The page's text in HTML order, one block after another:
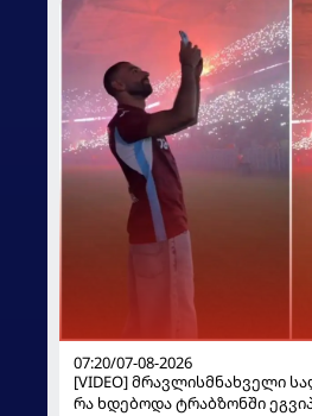
07:20/07-08-2026
[VIDEO] მრავლისმნახველი
რა ხდებოდა ტრაბზონში